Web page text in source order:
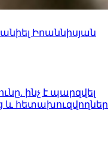
Իոաննիսյան
ինչ է պարզվել
և հետախուզվողներ